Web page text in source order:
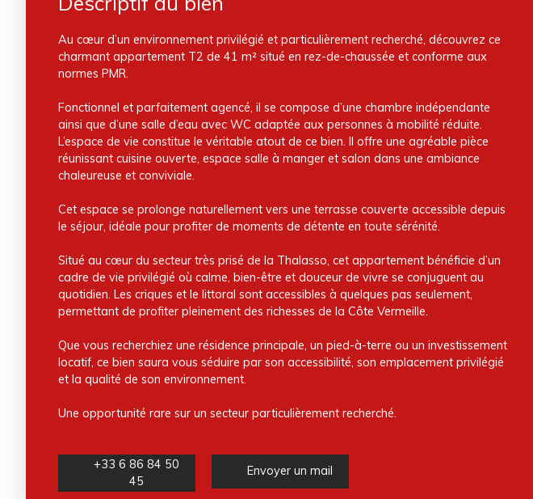
Au cœur d’un environnement privilégié et particulièrement recherché, découvrez ce
charmant appartement T2 de 41 m² situé en rez-de-chaussée et conforme aux
normes PMR.
Fonctionnel et parfaitement agencé, il se compose d’une chambre indépendante
ainsi que d’une salle d’eau avec WC adaptée aux personnes à mobilité réduite.
L’espace de vie constitue le véritable atout de ce bien. Il offre une agréable pièce
réunissant cuisine ouverte, espace salle à manger et salon dans une ambiance
chaleureuse et conviviale.
Cet espace se prolonge naturellement vers une terrasse couverte accessible depuis
le séjour, idéale pour profiter de moments de détente en toute sérénité.
Situé au cœur du secteur très prisé de la Thalasso, cet appartement bénéficie d’un
cadre de vie privilégié où calme, bien-être et douceur de vivre se conjuguent au
quotidien. Les criques et le littoral sont accessibles à quelques pas seulement,
permettant de profiter pleinement des richesses de la Côte Vermeille.
Que vous recherchiez une résidence principale, un pied-à-terre ou un investissement
locatif, ce bien saura vous séduire par son accessibilité, son emplacement privilégié
et la qualité de son environnement.
Une opportunité rare sur un secteur particulièrement recherché.
+33 6 86 84 50
45
Envoyer un mail